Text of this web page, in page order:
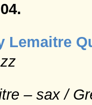
Lemaitre
– sax /